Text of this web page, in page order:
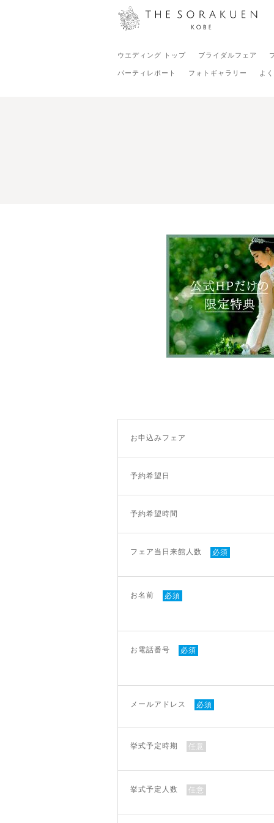
ウエディング トップ ブライダルフェア
パーティレポート フォトギャラリー よ
お申込みフェア
予約希望日
予約希望時間
フェア当日来館人数 必須
お名前 必須
お電話番号
必須
メールアドレス 必須
挙式予定時期 任意
挙式予定人数 任意